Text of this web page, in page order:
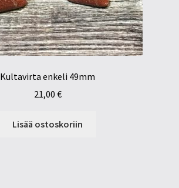
Kultavirta enkeli 49mm
21,00 €
Lisää ostoskoriin